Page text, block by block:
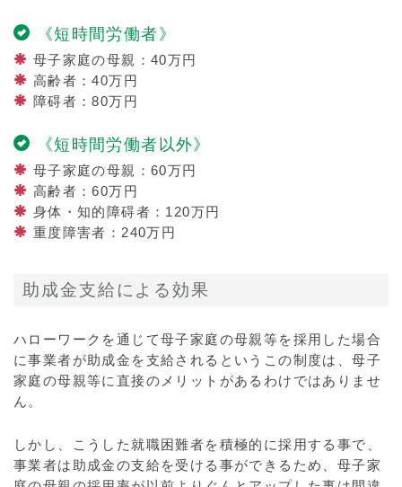
《短時間労働者》
母子家庭の母親：40万円
高齢者：40万円
障碍者：80万円
《短時間労働者以外》
母子家庭の母親：60万円
高齢者：60万円
身体・知的障碍者：120万円
重度障害者：240万円
助成金支給による効果
ハローワークを通じて母子家庭の母親等を採用した場合
に事業者が助成金を支給されるというこの制度は、母子
家庭の母親等に直接のメリットがあるわけではありませ
ん。
しかし、こうした就職困難者を積極的に採用する事で、
事業者は助成金の支給を受ける事ができるため、母子家